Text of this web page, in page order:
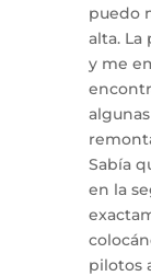
puedo
alta. La
y me
Sabía
en la
pilotos